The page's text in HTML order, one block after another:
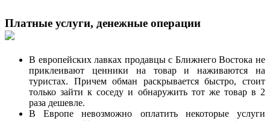
Платные услуги, денежные операции
В европейских лавках продавцы с Ближнего Востока не
приклеивают ценники на товар и наживаются на
туристах. Причем обман раскрывается быстро, стоит
только зайти к соседу и обнаружить тот же товар в 2
раза дешевле.
В Европе невозможно оплатить некоторые услуги